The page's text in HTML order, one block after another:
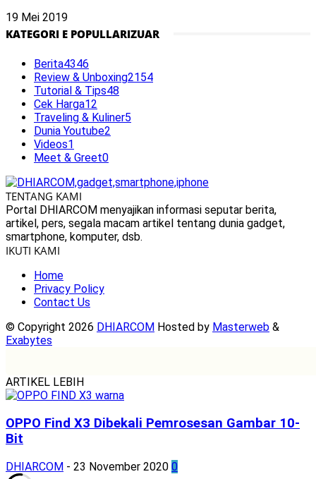
19 Mei 2019
KATEGORI E POPULLARIZUAR
Berita4346
Review & Unboxing2154
Tutorial & Tips48
Cek Harga12
Traveling & Kuliner5
Dunia Youtube2
Videos1
Meet & Greet0
TENTANG KAMI
Portal DHIARCOM menyajikan informasi seputar berita,
artikel, pers, segala macam artikel tentang dunia gadget,
smartphone, komputer, dsb.
IKUTI KAMI
Home
Privacy Policy
Contact Us
© Copyright 2026 DHIARCOM Hosted by Masterweb &
Exabytes
ARTIKEL LEBIH
OPPO Find X3 Dibekali Pemrosesan Gambar 10-
Bit
DHIARCOM - 23 November 2020 0